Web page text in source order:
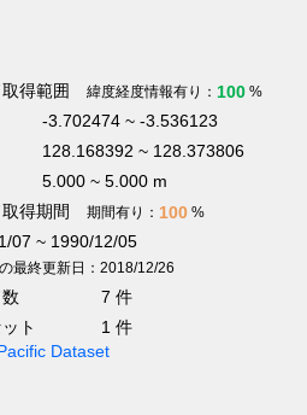
得範囲 緯度経度情報有り： 100 %
-3.702474 ~ -3.536123
128.168392 ~ 128.373806
5.000 ~ 5.000 m
得期間
期間有り： 100 %
07 ~ 1990/12/05
最終更新日：2018/12/26
7 件
ト
1 件
Dataset